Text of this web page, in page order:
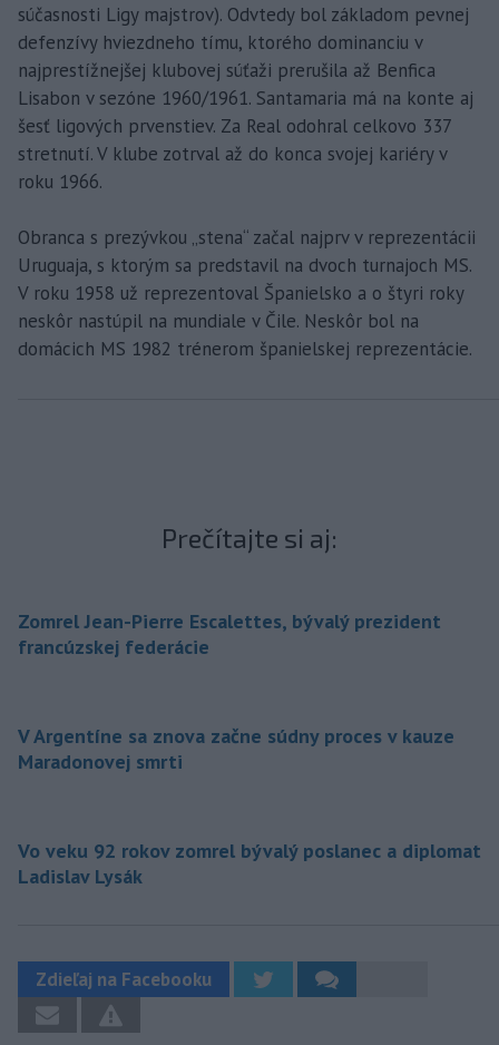
súčasnosti Ligy majstrov). Odvtedy bol základom pevnej
defenzívy hviezdneho tímu, ktorého dominanciu v
najprestížnejšej klubovej súťaži prerušila až Benfica
Lisabon v sezóne 1960/1961. Santamaria má na konte aj
šesť ligových prvenstiev. Za Real odohral celkovo 337
stretnutí. V klube zotrval až do konca svojej kariéry v
roku 1966.
Obranca s prezývkou „stena“ začal najprv v reprezentácii
Uruguaja, s ktorým sa predstavil na dvoch turnajoch MS.
V roku 1958 už reprezentoval Španielsko a o štyri roky
neskôr nastúpil na mundiale v Čile. Neskôr bol na
domácich MS 1982 trénerom španielskej reprezentácie.
Prečítajte si aj:
Zomrel Jean-Pierre Escalettes, bývalý prezident
francúzskej federácie
V Argentíne sa znova začne súdny proces v kauze
Maradonovej smrti
Vo veku 92 rokov zomrel bývalý poslanec a diplomat
Ladislav Lysák
Zdieľaj na Facebooku